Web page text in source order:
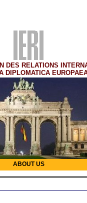
DES RELATIONS
DIPLOMATICA
ABOUT US